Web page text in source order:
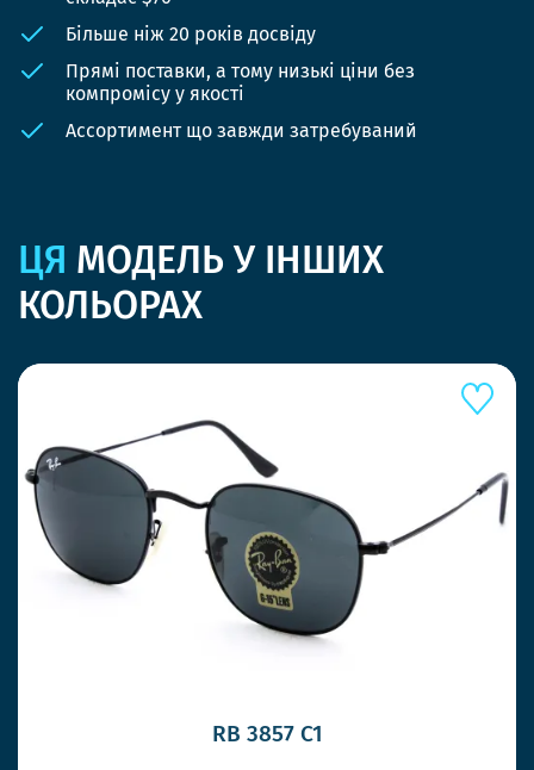
Більше ніж 20 років досвіду
Прямі поставки, а тому низькі ціни без
компромісу у якості
Ассортимент що завжди затребуваний
ЦЯ МОДЕЛЬ У ІНШИХ
КОЛЬОРАХ
RB 3857 C1